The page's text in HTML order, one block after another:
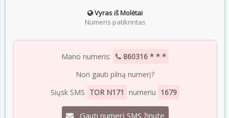
Vyras iš Molėtai
Numeris patikrintas
Mano numeris:
860316 * * *
Nori gauti pilną numerį?
Siųsk SMS TOR N171 numeriu 1679
Gauti numerį SMS žinute